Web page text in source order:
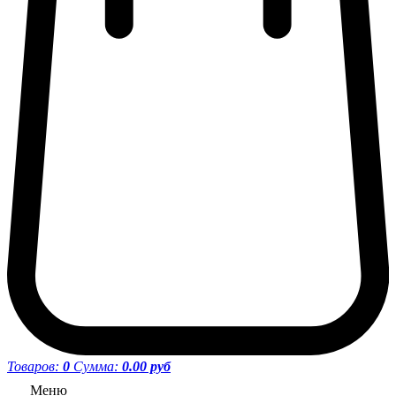
Товаров: 0 Сумма: 0.00 руб
Меню